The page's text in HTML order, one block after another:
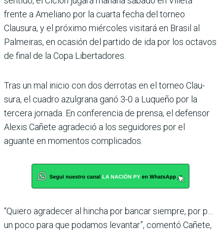
frente a Ameliano por la cuarta fecha del tor­neo
Clausura, y el próximo miércoles visitará en Brasil al
Palmeiras, en ocasión del partido de ida por los octa­vos
de final de la Copa Liber­tadores.
Tras un mal inicio con dos derrotas en el torneo Clau­
sura, el cuadro azulgrana ganó 3-0 a Luqueño por la
tercera jornada. En confe­rencia de prensa, el defensor
Alexis Cañete agradeció a los seguidores por el
aguante en momentos complicados.
“Quiero agradecer al hincha por bancar siempre, por p…
un poco para que podamos levantar”, comentó Cañete,